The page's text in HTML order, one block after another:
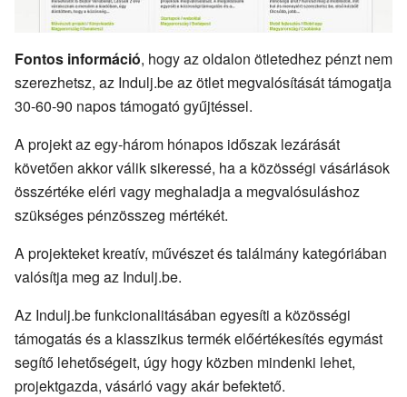
Fontos információ, hogy az oldalon ötletedhez pénzt nem
szerezhetsz, az Indulj.be az ötlet megvalósítását támogatja
30-60-90 napos támogató gyűjtéssel.
A projekt az egy-három hónapos időszak lezárását
követően akkor válik sikeressé, ha a közösségi vásárlások
összértéke eléri vagy meghaladja a megvalósuláshoz
szükséges pénzösszeg mértékét.
A projekteket kreatív, művészet és találmány kategóriában
valósítja meg az Indulj.be.
Az Indulj.be funkcionalitásában egyesíti a közösségi
támogatás és a klasszikus termék előértékesítés egymást
segítő lehetőségeit, úgy hogy közben mindenki lehet,
projektgazda, vásárló vagy akár befektető.